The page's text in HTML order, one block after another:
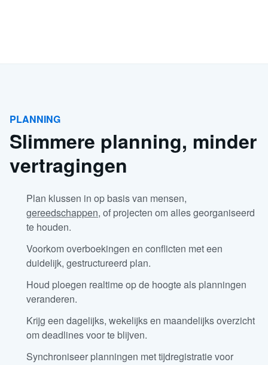
PLANNING
Slimmere planning, minder
vertragingen
Plan klussen in op basis van mensen,
gereedschappen, of projecten om alles georganiseerd
te houden.
Voorkom overboekingen en conflicten met een
duidelijk, gestructureerd plan.
Houd ploegen realtime op de hoogte als planningen
veranderen.
Krijg een dagelijks, wekelijks en maandelijks overzicht
om deadlines voor te blijven.
Synchroniseer planningen met tijdregistratie voor